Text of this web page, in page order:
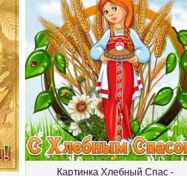
Картинка Хлебный Спас -